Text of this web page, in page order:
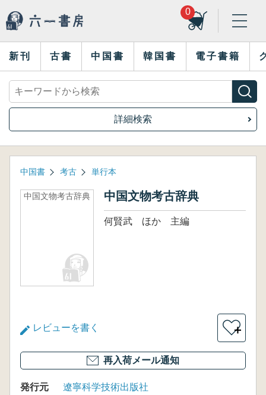
0
新刊 古書 中国書 韓国書 電子書籍
詳細検索
中国書 考古 単行本
中国文物考古辞典 中国文物考古辞典
何賢武 ほか 主編
レビューを書く ＋
再入荷メール通知
発行元
遼寧科学技術出版社